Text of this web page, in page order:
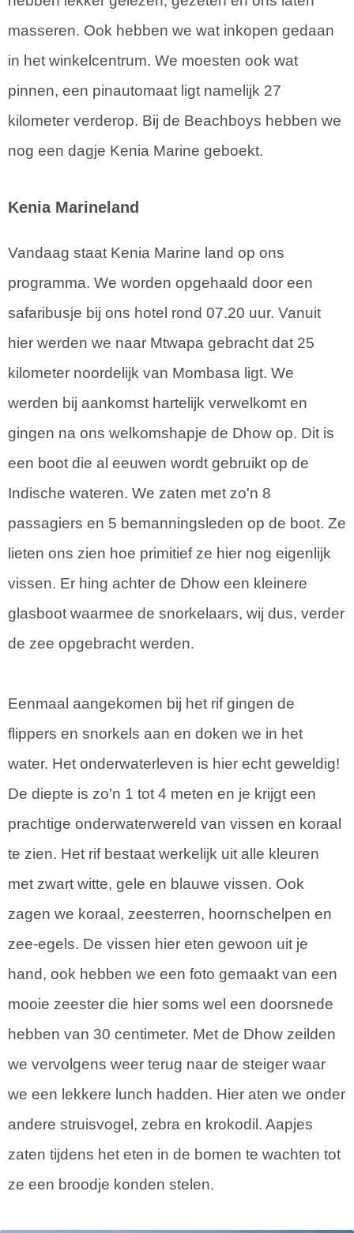
masseren. Ook hebben we wat inkopen gedaan
in het winkelcentrum. We moesten ook wat
pinnen, een pinautomaat ligt namelijk 27
kilometer verderop. Bij de Beachboys hebben we
nog een dagje Kenia Marine geboekt.
Kenia Marineland
Vandaag staat Kenia Marine land op ons
programma. We worden opgehaald door een
safaribusje bij ons hotel rond 07.20 uur. Vanuit
hier werden we naar Mtwapa gebracht dat 25
kilometer noordelijk van Mombasa ligt. We
werden bij aankomst hartelijk verwelkomt en
gingen na ons welkomshapje de Dhow op. Dit is
een boot die al eeuwen wordt gebruikt op de
Indische wateren. We zaten met zo'n 8
passagiers en 5 bemanningsleden op de boot. Ze
lieten ons zien hoe primitief ze hier nog eigenlijk
vissen. Er hing achter de Dhow een kleinere
glasboot waarmee de snorkelaars, wij dus, verder
de zee opgebracht werden.
Eenmaal aangekomen bij het rif gingen de
flippers en snorkels aan en doken we in het
water. Het onderwaterleven is hier echt geweldig!
De diepte is zo'n 1 tot 4 meten en je krijgt een
prachtige onderwaterwereld van vissen en koraal
te zien. Het rif bestaat werkelijk uit alle kleuren
met zwart witte, gele en blauwe vissen. Ook
zagen we koraal, zeesterren, hoornschelpen en
zee-egels. De vissen hier eten gewoon uit je
hand, ook hebben we een foto gemaakt van een
mooie zeester die hier soms wel een doorsnede
hebben van 30 centimeter. Met de Dhow zeilden
we vervolgens weer terug naar de steiger waar
we een lekkere lunch hadden. Hier aten we onder
andere struisvogel, zebra en krokodil. Aapjes
zaten tijdens het eten in de bomen te wachten tot
ze een broodje konden stelen.